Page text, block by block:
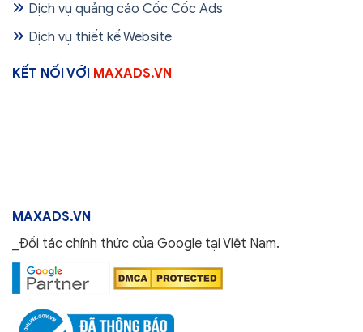
Dịch vụ quảng cáo Cốc Cốc Ads
Dịch vụ thiết kế Website
KẾT NỐI VỚI MAXADS.VN
MAXADS.VN
_Đối tác chính thức của Google tại Việt Nam.